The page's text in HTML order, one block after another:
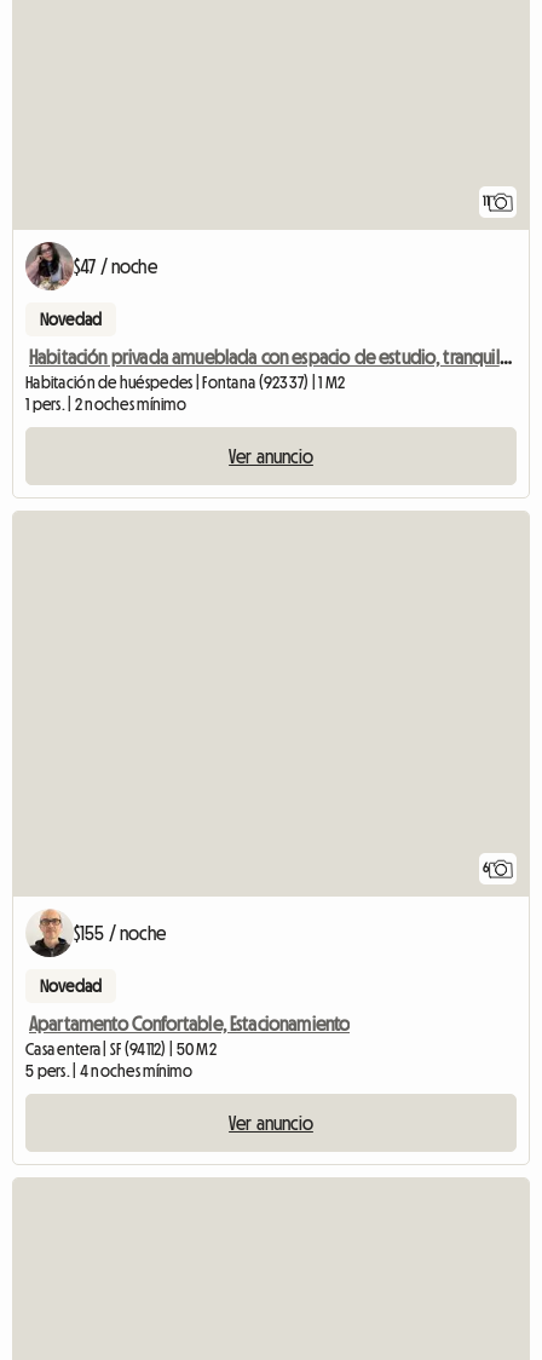
11
$47 / noche
Novedad
Habitación privada amueblada con espacio de estudio, tranquila y cerca de universidades.
Habitación de huéspedes | Fontana (92337) | 1 M2
1 pers. | 2 noches mínimo
Ver anuncio
6
$155 / noche
Novedad
Apartamento Confortable, Estacionamiento
Casa entera | SF (94112) | 50 M2
5 pers. | 4 noches mínimo
Ver anuncio